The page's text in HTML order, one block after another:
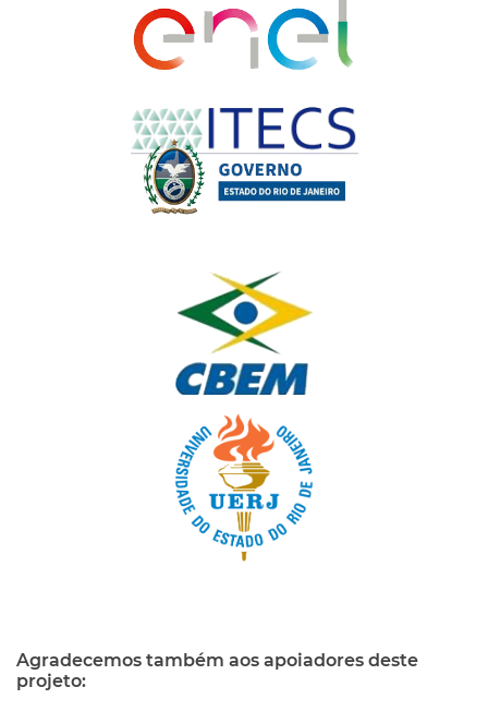
Agradecemos também aos apoiadores deste
projeto: